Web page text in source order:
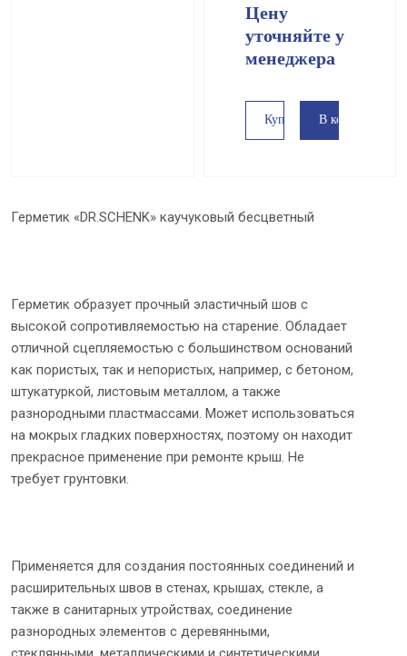
Цену
уточняйте у
менеджера
Купить в 1 клик
В корзину
Герметик «DR.SCHENK» каучуковый бесцветный
Герметик образует прочный эластичный шов с
высокой сопротивляемостью на старение. Обладает
отличной сцепляемостью с большинством оснований
как пористых, так и непористых, например, с бетоном,
штукатуркой, листовым металлом, а также
разнородными пластмассами. Может использоваться
на мокрых гладких поверхностях, поэтому он находит
прекрасное применение при ремонте крыш. Не
требует грунтовки.
Применяется для создания постоянных соединений и
расширительных швов в стенах, крышах, стекле, а
также в санитарных утройствах, соединение
разнородных элементов с деревянными,